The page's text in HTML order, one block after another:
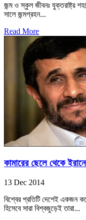
জন্ম ও স্কুল জীবনঃ যুক্তরাষ্ট্র
সালে জন্মগ্রহন...
Read More
কামারের ছেলে থেকে
13 Dec 2014
বিশ্বের প্রতিটি দেশেই একজন
হিসেবে সারা বিশ্বজুড়েই তারা...